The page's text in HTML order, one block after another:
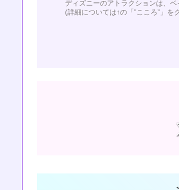
ディズニーのアトラクションは、
(詳細については↑の「”こころ”」を